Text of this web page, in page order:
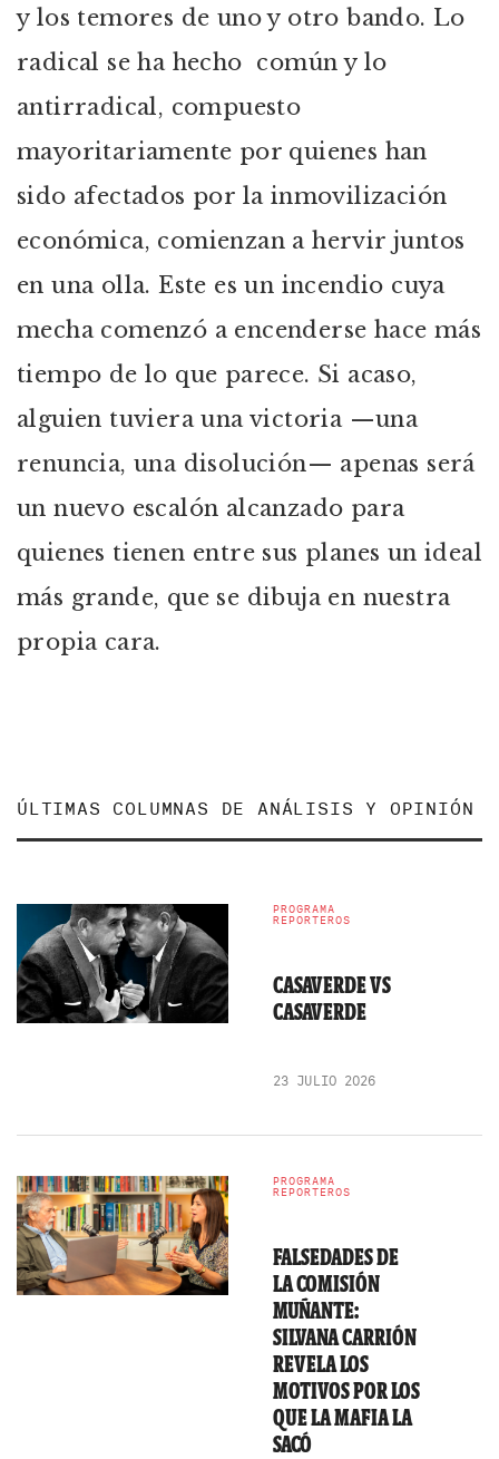
y los temores de uno y otro bando. Lo
radical se ha hecho común y lo
antirradical, compuesto
mayoritariamente por quienes han
sido afectados por la inmovilización
económica, comienzan a hervir juntos
en una olla. Este es un incendio cuya
mecha comenzó a encenderse hace más
tiempo de lo que parece. Si acaso,
alguien tuviera una victoria —una
renuncia, una disolución— apenas será
un nuevo escalón alcanzado para
quienes tienen entre sus planes un ideal
más grande, que se dibuja en nuestra
propia cara.
ÚLTIMAS COLUMNAS DE ANÁLISIS Y OPINIÓN
PROGRAMA
REPORTEROS
CASAVERDE VS
CASAVERDE
23 JULIO 2026
PROGRAMA
REPORTEROS
FALSEDADES DE
LA COMISIÓN
MUÑANTE:
SILVANA CARRIÓN
REVELA LOS
MOTIVOS POR LOS
QUE LA MAFIA LA
SACÓ